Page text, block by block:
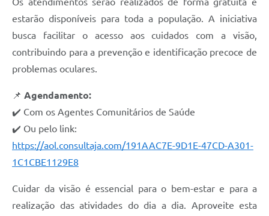
Links
Transparência
Enquete
Jornal
SIC
Diário Oficial
Contato
estarão disponíveis para toda a população. A iniciativa
busca facilitar o acesso aos cuidados com a visão,
contribuindo para a prevenção e identificação precoce de
problemas oculares.
📌 Agendamento:
✔️ Com os Agentes Comunitários de Saúde
✔️ Ou pelo link:
https://aol.consultaja.com/191AAC7E-9D1E-47CD-A301-
1C1CBE1129E8
Cuidar da visão é essencial para o bem-estar e para a
realização das atividades do dia a dia. Aproveite esta